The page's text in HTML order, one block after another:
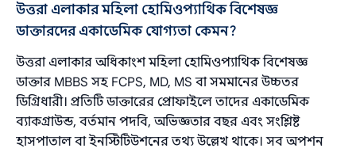
উত্তরা এলাকার মহিলা হোমিওপ্যাথিক বিশেষজ্ঞ
ডাক্তারদের একাডেমিক যোগ্যতা কেমন?
উত্তরা এলাকার অধিকাংশ মহিলা হোমিওপ্যাথিক বিশেষজ্ঞ
ডাক্তার MBBS সহ FCPS, MD, MS বা সমমানের উচ্চতর
ডিগ্রিধারী। প্রতিটি ডাক্তারের প্রোফাইলে তাদের একাডেমিক
ব্যাকগ্রাউন্ড, বর্তমান পদবি, অভিজ্ঞতার বছর এবং সংশ্লিষ্ট
হাসপাতাল বা ইনস্টিটিউশনের তথ্য উল্লেখ থাকে। সব অপশন